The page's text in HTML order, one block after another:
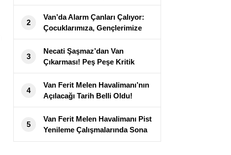
Yardımcılığına Atandı
2
Van’da Alarm Çanları Çalıyor:
Çocuklarımıza, Gençlerimize
Sahip Çıkalım!
3
Necati Şaşmaz’dan Van
Çıkarması! Peş Peşe Kritik
Ziyaretler Gerçekleştirdi
4
Van Ferit Melen Havalimanı’nın
Açılacağı Tarih Belli Oldu!
5
Van Ferit Melen Havalimanı Pist
Yenileme Çalışmalarında Sona
Yaklaşılıyor: Açılış Tarihi Belli